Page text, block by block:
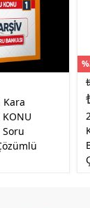
Kara
KONU
Soru